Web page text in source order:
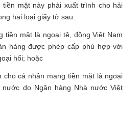
mặt này phải xuất trình cho hải
hai loại giấy tờ sau:
tiền mặt là ngoại tệ, đồng Việt Nam
hàng được phép cấp phù hợp với
hối; hoặc
cho cá nhân mang tiền mặt là ngoại
do Ngân hàng Nhà nước Việt